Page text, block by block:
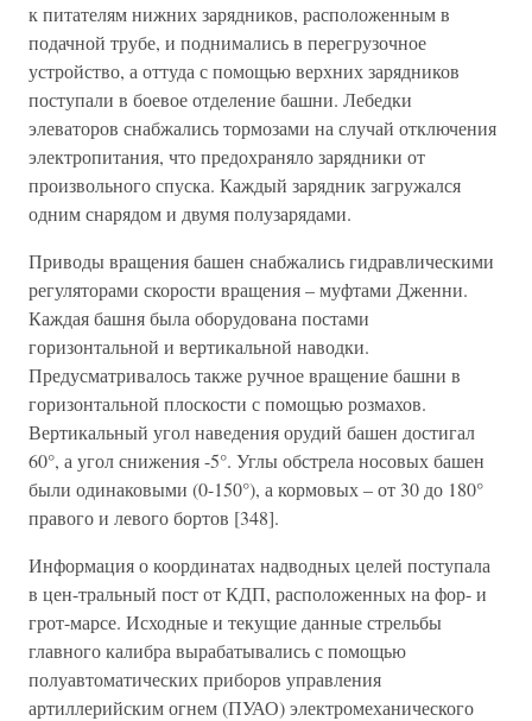
к питателям нижних зарядников, расположенным в
подачной трубе, и поднимались в перегрузочное
устройство, а оттуда с помощью верхних зарядников
поступали в боевое отделение башни. Лебедки
элеваторов снабжались тормозами на случай отключения
электропитания, что предохраняло зарядники от
произвольного спуска. Каждый зарядник загружался
одним снарядом и двумя полузарядами.
Приводы вращения башен снабжались гидравлическими
регуляторами скорости вращения – муфтами Дженни.
Каждая башня была оборудована постами
горизонтальной и вертикальной наводки.
Предусматривалось также ручное вращение башни в
горизонтальной плоскости с помощью розмахов.
Вертикальный угол наведения орудий башен достигал
60°, а угол снижения -5°. Углы обстрела носовых башен
были одинаковыми (0-150°), а кормовых – от 30 до 180°
правого и левого бортов [348].
Информация о координатах надводных целей поступала
в цен-тральный пост от КДП, расположенных на фор- и
грот-марсе. Исходные и текущие данные стрельбы
главного калибра вырабатывались с помощью
полуавтоматических приборов управления
артиллерийским огнем (ПУАО) электромеханического